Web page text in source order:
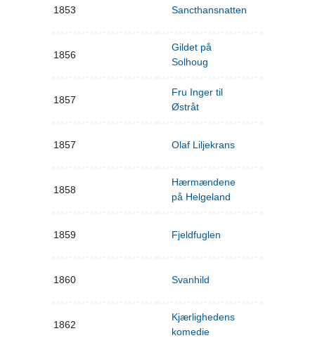
1853 Sancthansnatten
1856
Gildet på
Solhoug
1857
Fru Inger til
Østråt
1857 Olaf Liljekrans
1858
Hærmændene
på Helgeland
1859 Fjeldfuglen
1860 Svanhild
1862
Kjærlighedens
komedie